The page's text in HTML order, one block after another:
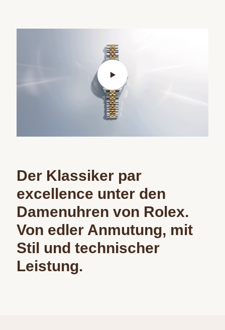
Der Klassiker par
excellence unter den
Damenuhren von Rolex.
Von edler Anmutung, mit
Stil und technischer
Leistung.